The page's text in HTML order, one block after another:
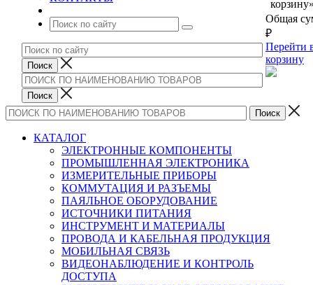
Общая
₽
Перейти
корзину
КАТАЛОГ
ЭЛЕКТРОННЫЕ КОМПОНЕНТЫ
ПРОМЫШЛЕННАЯ ЭЛЕКТРОНИКА
ИЗМЕРИТЕЛЬНЫЕ ПРИБОРЫ
КОММУТАЦИЯ И РАЗЪЕМЫ
ПАЯЛЬНОЕ ОБОРУДОВАНИЕ
ИСТОЧНИКИ ПИТАНИЯ
ИНСТРУМЕНТ И МАТЕРИАЛЫ
ПРОВОДА И КАБЕЛЬНАЯ ПРОДУКЦИЯ
МОБИЛЬНАЯ СВЯЗЬ
ВИДЕОНАБЛЮДЕНИЕ И КОНТРОЛЬ
ДОСТУПА